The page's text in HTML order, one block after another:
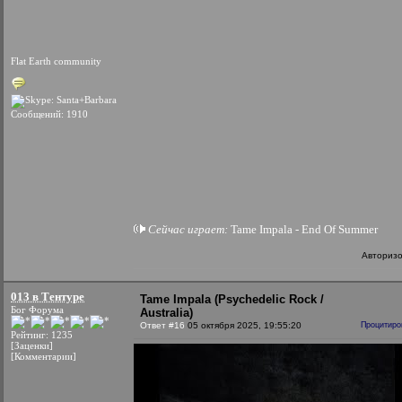
Flat Earth community
Сообщений: 1910
Сейчас играет: Tame Impala - End Of Summer
013 в Тентуре
Бог Форума
Рейтинг: 1235
[Заценки]
[Комментарии]
Tame Impala (Psychedelic Rock /
Australia)
Ответ #16 05 октября 2025, 19:55:20